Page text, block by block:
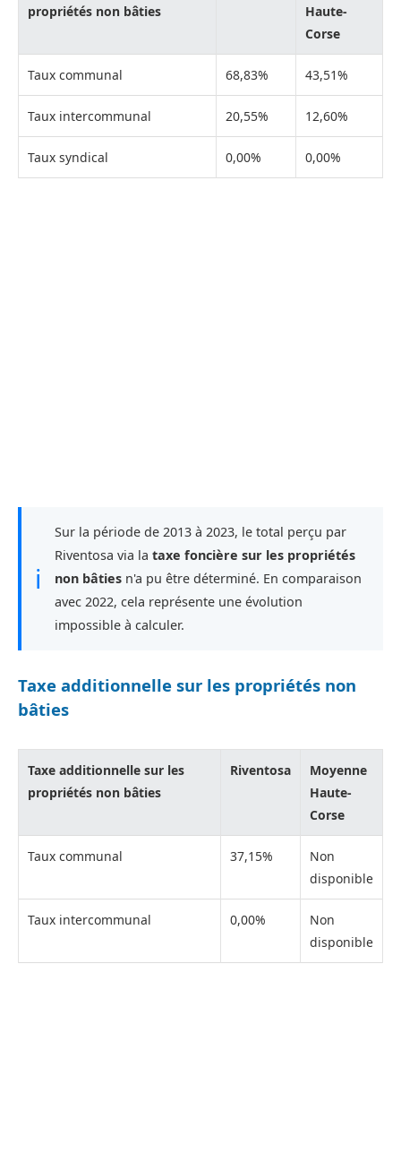
propriétés non bâties
Haute-
Corse
Taux communal 68,83% 43,51%
Taux intercommunal 20,55% 12,60%
Taux syndical 0,00% 0,00%
ℹ
Sur la période de 2013 à 2023, le total perçu par
Riventosa via la taxe foncière sur les propriétés
non bâties n'a pu être déterminé. En comparaison
avec 2022, cela représente une évolution
impossible à calculer.
Taxe additionnelle sur les propriétés non
bâties
Taxe additionnelle sur les
propriétés non bâties
Riventosa
Moyenne
Haute-
Corse
Taux communal 37,15%
Non
disponible
Taux intercommunal 0,00%
Non
disponible